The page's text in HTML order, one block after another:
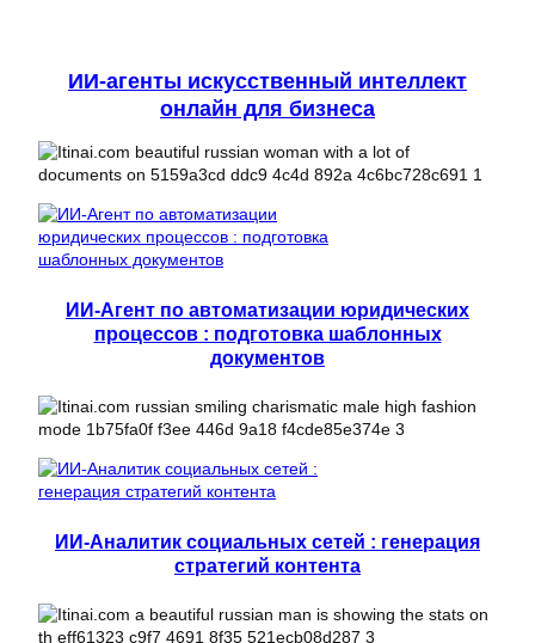
ИИ-агенты искусственный интеллект
онлайн для бизнеса
ИИ-Агент по автоматизации юридических
процессов : подготовка шаблонных
документов
ИИ-Аналитик социальных сетей : генерация
стратегий контента